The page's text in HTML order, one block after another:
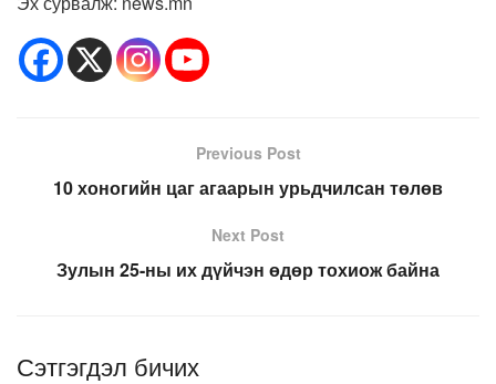
Previous Post
10 хоногийн цаг агаарын урьдчилсан төлөв
Next Post
Зулын 25-ны их дүйчэн өдөр тохиож байна
Сэтгэгдэл бичих